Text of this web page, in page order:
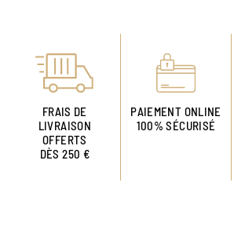
FRAIS DE
LIVRAISON
OFFERTS
DÈS 250 €
PAIEMENT ONLINE
100% SÉCURISÉ